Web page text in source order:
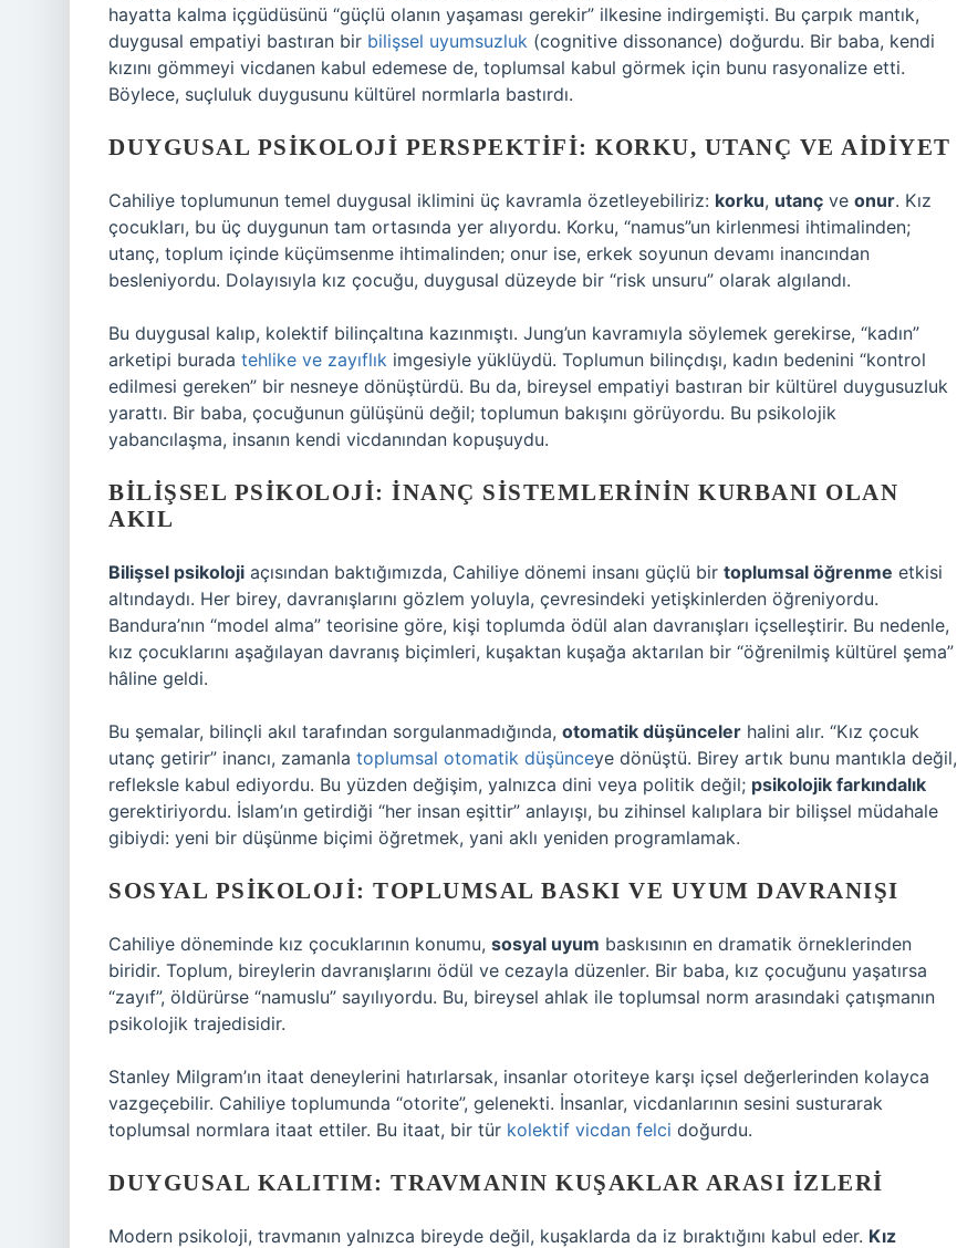
hayatta kalma içgüdüsünü “güçlü olanın yaşaması gerekir” ilkesine indirgemişti. Bu çarpık mantık,
duygusal empatiyi bastıran bir bilişsel uyumsuzluk (cognitive dissonance) doğurdu. Bir baba, kendi
kızını gömmeyi vicdanen kabul edemese de, toplumsal kabul görmek için bunu rasyonalize etti.
Böylece, suçluluk duygusunu kültürel normlarla bastırdı.
DUYGUSAL PSIKOLOJI PERSPEKTIFI: KORKU, UTANÇ VE AIDIYET
Cahiliye toplumunun temel duygusal iklimini üç kavramla özetleyebiliriz: korku, utanç ve onur. Kız
çocukları, bu üç duygunun tam ortasında yer alıyordu. Korku, “namus”un kirlenmesi ihtimalinden;
utanç, toplum içinde küçümsenme ihtimalinden; onur ise, erkek soyunun devamı inancından
besleniyordu. Dolayısıyla kız çocuğu, duygusal düzeyde bir “risk unsuru” olarak algılandı.
Bu duygusal kalıp, kolektif bilinçaltına kazınmıştı. Jung’un kavramıyla söylemek gerekirse, “kadın”
arketipi burada tehlike ve zayıflık imgesiyle yüklüydü. Toplumun bilinçdışı, kadın bedenini “kontrol
edilmesi gereken” bir nesneye dönüştürdü. Bu da, bireysel empatiyi bastıran bir kültürel duygusuzluk
yarattı. Bir baba, çocuğunun gülüşünü değil; toplumun bakışını görüyordu. Bu psikolojik
yabancılaşma, insanın kendi vicdanından kopuşuydu.
BILIŞSEL PSIKOLOJI: İNANÇ SISTEMLERININ KURBANI OLAN
AKIL
Bilişsel psikoloji açısından baktığımızda, Cahiliye dönemi insanı güçlü bir toplumsal öğrenme etkisi
altındaydı. Her birey, davranışlarını gözlem yoluyla, çevresindeki yetişkinlerden öğreniyordu.
Bandura’nın “model alma” teorisine göre, kişi toplumda ödül alan davranışları içselleştirir. Bu nedenle,
kız çocuklarını aşağılayan davranış biçimleri, kuşaktan kuşağa aktarılan bir “öğrenilmiş kültürel şema”
hâline geldi.
Bu şemalar, bilinçli akıl tarafından sorgulanmadığında, otomatik düşünceler halini alır. “Kız çocuk
utanç getirir” inancı, zamanla toplumsal otomatik düşünceye dönüştü. Birey artık bunu mantıkla değil,
refleksle kabul ediyordu. Bu yüzden değişim, yalnızca dini veya politik değil; psikolojik farkındalık
gerektiriyordu. İslam’ın getirdiği “her insan eşittir” anlayışı, bu zihinsel kalıplara bir bilişsel müdahale
gibiydi: yeni bir düşünme biçimi öğretmek, yani aklı yeniden programlamak.
SOSYAL PSIKOLOJI: TOPLUMSAL BASKI VE UYUM DAVRANIŞI
Cahiliye döneminde kız çocuklarının konumu, sosyal uyum baskısının en dramatik örneklerinden
biridir. Toplum, bireylerin davranışlarını ödül ve cezayla düzenler. Bir baba, kız çocuğunu yaşatırsa
“zayıf”, öldürürse “namuslu” sayılıyordu. Bu, bireysel ahlak ile toplumsal norm arasındaki çatışmanın
psikolojik trajedisidir.
Stanley Milgram’ın itaat deneylerini hatırlarsak, insanlar otoriteye karşı içsel değerlerinden kolayca
vazgeçebilir. Cahiliye toplumunda “otorite”, gelenekti. İnsanlar, vicdanlarının sesini susturarak
toplumsal normlara itaat ettiler. Bu itaat, bir tür kolektif vicdan felci doğurdu.
DUYGUSAL KALITIM: TRAVMANIN KUŞAKLAR ARASI İZLERI
Modern psikoloji, travmanın yalnızca bireyde değil, kuşaklarda da iz bıraktığını kabul eder. Kız